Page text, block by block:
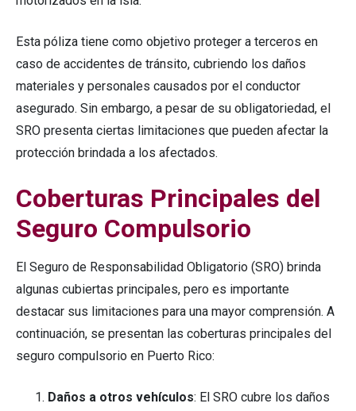
Esta póliza tiene como objetivo proteger a terceros en
caso de accidentes de tránsito, cubriendo los daños
materiales y personales causados por el conductor
asegurado. Sin embargo, a pesar de su obligatoriedad, el
SRO presenta ciertas limitaciones que pueden afectar la
protección brindada a los afectados.
Coberturas Principales del
Seguro Compulsorio
El Seguro de Responsabilidad Obligatorio (SRO) brinda
algunas cubiertas principales, pero es importante
destacar sus limitaciones para una mayor comprensión. A
continuación, se presentan las coberturas principales del
seguro compulsorio en Puerto Rico:
Daños a otros vehículos: El SRO cubre los daños